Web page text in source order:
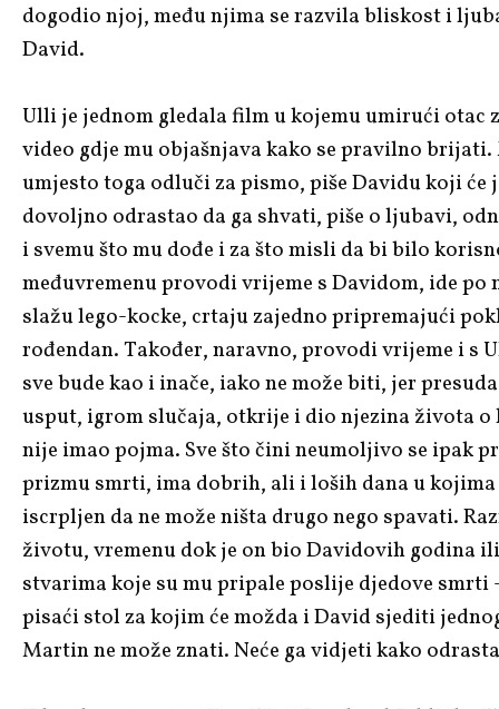
dogodio njoj, među njima se razvila bliskost i
David.
Ulli je jednom gledala film u kojemu umirući otac
video gdje mu objašnjava kako se pravilno
umjesto toga odluči za pismo, piše Davidu koji će
dovoljno odrastao da ga shvati, piše o ljubavi,
i svemu što mu dođe i za što misli da bi bilo
međuvremenu provodi vrijeme s Davidom, ide po
slažu lego-kocke, crtaju zajedno pripremajući
rođendan. Također, naravno, provodi vrijeme i s
sve bude kao i inače, iako ne može biti, jer
usput, igrom slučaja, otkrije i dio njezina života o
nije imao pojma. Sve što čini neumoljivo se ipak
prizmu smrti, ima dobrih, ali i loših dana u
iscrpljen da ne može ništa drugo nego spavati.
životu, vremenu dok je on bio Davidovih godina
stvarima koje su mu pripale poslije djedove smrti
pisaći stol za kojim će možda i David sjediti
Martin ne može znati. Neće ga vidjeti kako